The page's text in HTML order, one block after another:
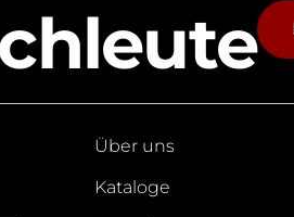
Über uns
Kataloge